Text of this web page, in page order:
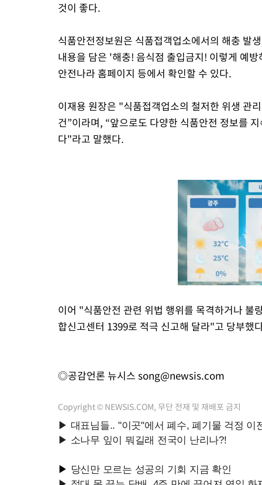
것이 좋다.
식품안전정보원은 식품접객업소에서의 해충 발
내용을 담은 '해충! 음식점 출입금지! 이렇게 예
안전나라 홈페이지 등에서 확인할 수 있다.
이재용 원장은 "식품접객업소의 철저한 위생 관
건”이라며, “앞으로도 다양한 식품안전 정보를
다"라고 말했다.
이어 "식품안전 관련 위법 행위를 목격하거나 불
합신고센터 1399로 적극 신고해 달라"고 당부했
◎공감언론 뉴시스 song@newsis.com
Copyright © NEWSIS.COM, 무단 전재 및 재배포 금지